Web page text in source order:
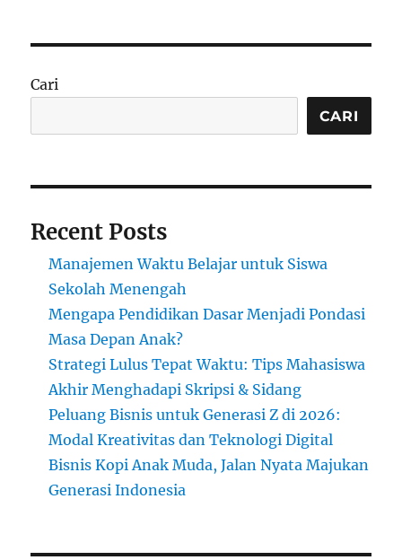
Cari
CARI
Recent Posts
Manajemen Waktu Belajar untuk Siswa
Sekolah Menengah
Mengapa Pendidikan Dasar Menjadi Pondasi
Masa Depan Anak?
Strategi Lulus Tepat Waktu: Tips Mahasiswa
Akhir Menghadapi Skripsi & Sidang
Peluang Bisnis untuk Generasi Z di 2026:
Modal Kreativitas dan Teknologi Digital
Bisnis Kopi Anak Muda, Jalan Nyata Majukan
Generasi Indonesia